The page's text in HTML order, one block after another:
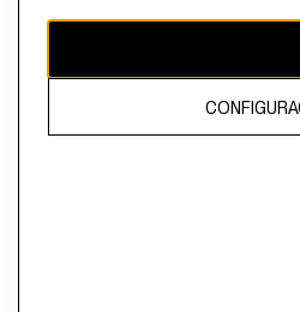
CAMBIAR REGIÓN
El contenido de esta página web